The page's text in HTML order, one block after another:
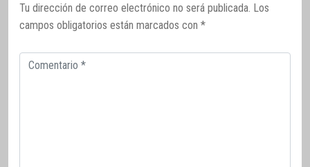
Tu dirección de correo electrónico no será publicada. Los
campos obligatorios están marcados con *
Comentario